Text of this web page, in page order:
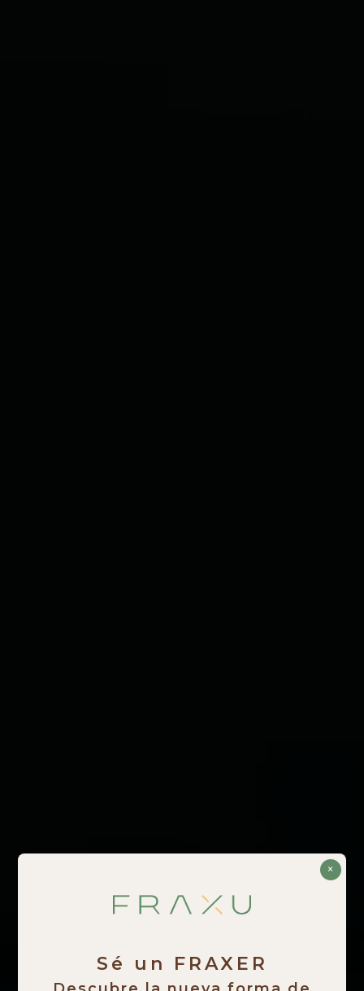
×
Sé un FRAXER